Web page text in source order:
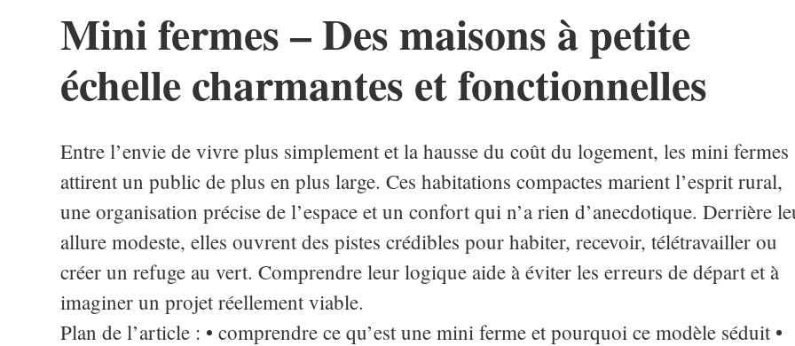
Mini fermes – Des maisons à petite
échelle charmantes et fonctionnelles
Entre l’envie de vivre plus simplement et la hausse du coût du logement, les mini fermes
attirent un public de plus en plus large. Ces habitations compactes marient l’esprit rural,
une organisation précise de l’espace et un confort qui n’a rien d’anecdotique. Derrière
allure modeste, elles ouvrent des pistes crédibles pour habiter, recevoir, télétravailler ou
créer un refuge au vert. Comprendre leur logique aide à éviter les erreurs de départ et à
imaginer un projet réellement viable.
Plan de l’article : • comprendre ce qu’est une mini ferme et pourquoi ce modèle séduit •